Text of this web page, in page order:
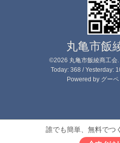
丸亀市飯
©2026 丸亀市飯綾商工会.
Today: 368 / Yesterday:
Powered by グーペ
誰でも簡単、無料でつ